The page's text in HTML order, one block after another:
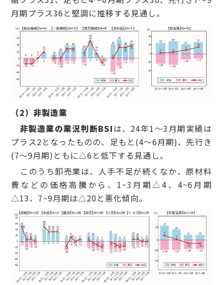
月期プラス36と堅調に推移する見通し。
（2）非製造業
非製造業の業況判断BSIは、24年1～3月期実績は
プラス2となったものの、足もと(4～6月期)、先行き
(7～9月期)ともに△6と低下する見通し。
このうち卸売業は、人手不足が続くなか、原材料
費などの価格高騰から、1~3月期△4、4~6月期
△13、7~9月期は△20と悪化傾向。